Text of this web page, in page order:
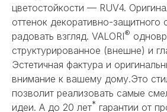
цветостойкости — RUV4.
оттенок декоративно-защитного
радовать взгляд. VALORI®
структурированное (внешне) и
Эстетичная фактура и
внимание к вашему дому.Это
позволит реализовать самые
идеи. А до 20 лет* гарантии от